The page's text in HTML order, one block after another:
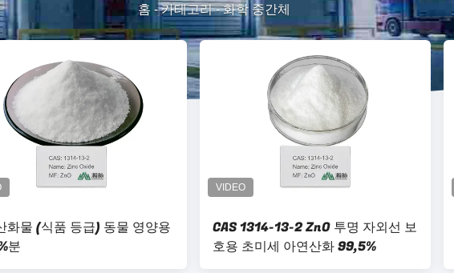
홈 -카테고리-화학 중간체
화물 (식품 등급) 동물 영양용
분
CAS 1314-13-2 ZnO 투명 자외선 보
호용 초미세 아연산화 99,5%